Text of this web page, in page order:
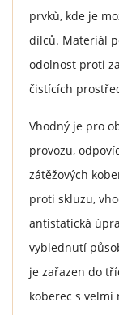
prvků, kde je
dílců. Materiál
odolnost proti
čistících
Vhodný je pro
provozu,
zátěžových
proti skluzu,
antistatická
vyblednutí
je zařazen do
koberec s velmi